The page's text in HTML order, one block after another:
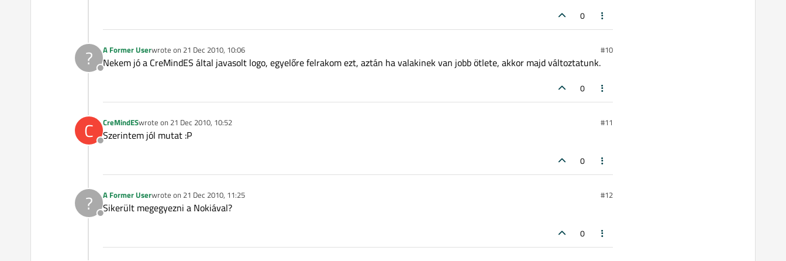
0
?
Offline
A Former Userwrote on 21 Dec 2010, 10:06
last edited by #10
Nekem jó a CreMindES által javasolt logo, egyelőre felrakom ezt, aztán ha valakinek van jobb ötlete, akkor majd változtatunk.
0
C
Offline
CreMindESwrote on 21 Dec 2010, 10:52
last edited by #11
Szerintem jól mutat :P
0
?
Offline
A Former Userwrote on 21 Dec 2010, 11:25
last edited by #12
Sikerült megegyezni a Nokiával?
0